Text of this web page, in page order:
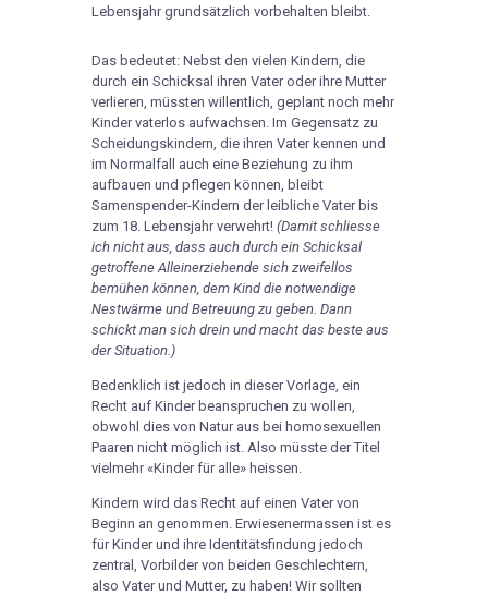
Lebensjahr grundsätzlich vorbehalten bleibt.
Das bedeutet: Nebst den vielen Kindern, die
durch ein Schicksal ihren Vater oder ihre Mutter
verlieren, müssten willentlich, geplant noch mehr
Kinder vaterlos aufwachsen. Im Gegensatz zu
Scheidungskindern, die ihren Vater kennen und
im Normalfall auch eine Beziehung zu ihm
aufbauen und pflegen können, bleibt
Samenspender-Kindern der leibliche Vater bis
zum 18. Lebensjahr verwehrt! (Damit schliesse
ich nicht aus, dass auch durch ein Schicksal
getroffene Alleinerziehende sich zweifellos
bemühen können, dem Kind die notwendige
Nestwärme und Betreuung zu geben. Dann
schickt man sich drein und macht das beste aus
der Situation.)
Bedenklich ist jedoch in dieser Vorlage, ein
Recht auf Kinder beanspruchen zu wollen,
obwohl dies von Natur aus bei homosexuellen
Paaren nicht möglich ist. Also müsste der Titel
vielmehr «Kinder für alle» heissen.
Kindern wird das Recht auf einen Vater von
Beginn an genommen. Erwiesenermassen ist es
für Kinder und ihre Identitätsfindung jedoch
zentral, Vorbilder von beiden Geschlechtern,
also Vater und Mutter, zu haben! Wir sollten